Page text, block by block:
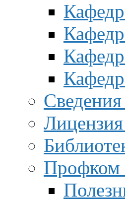
Лицензия
Профком